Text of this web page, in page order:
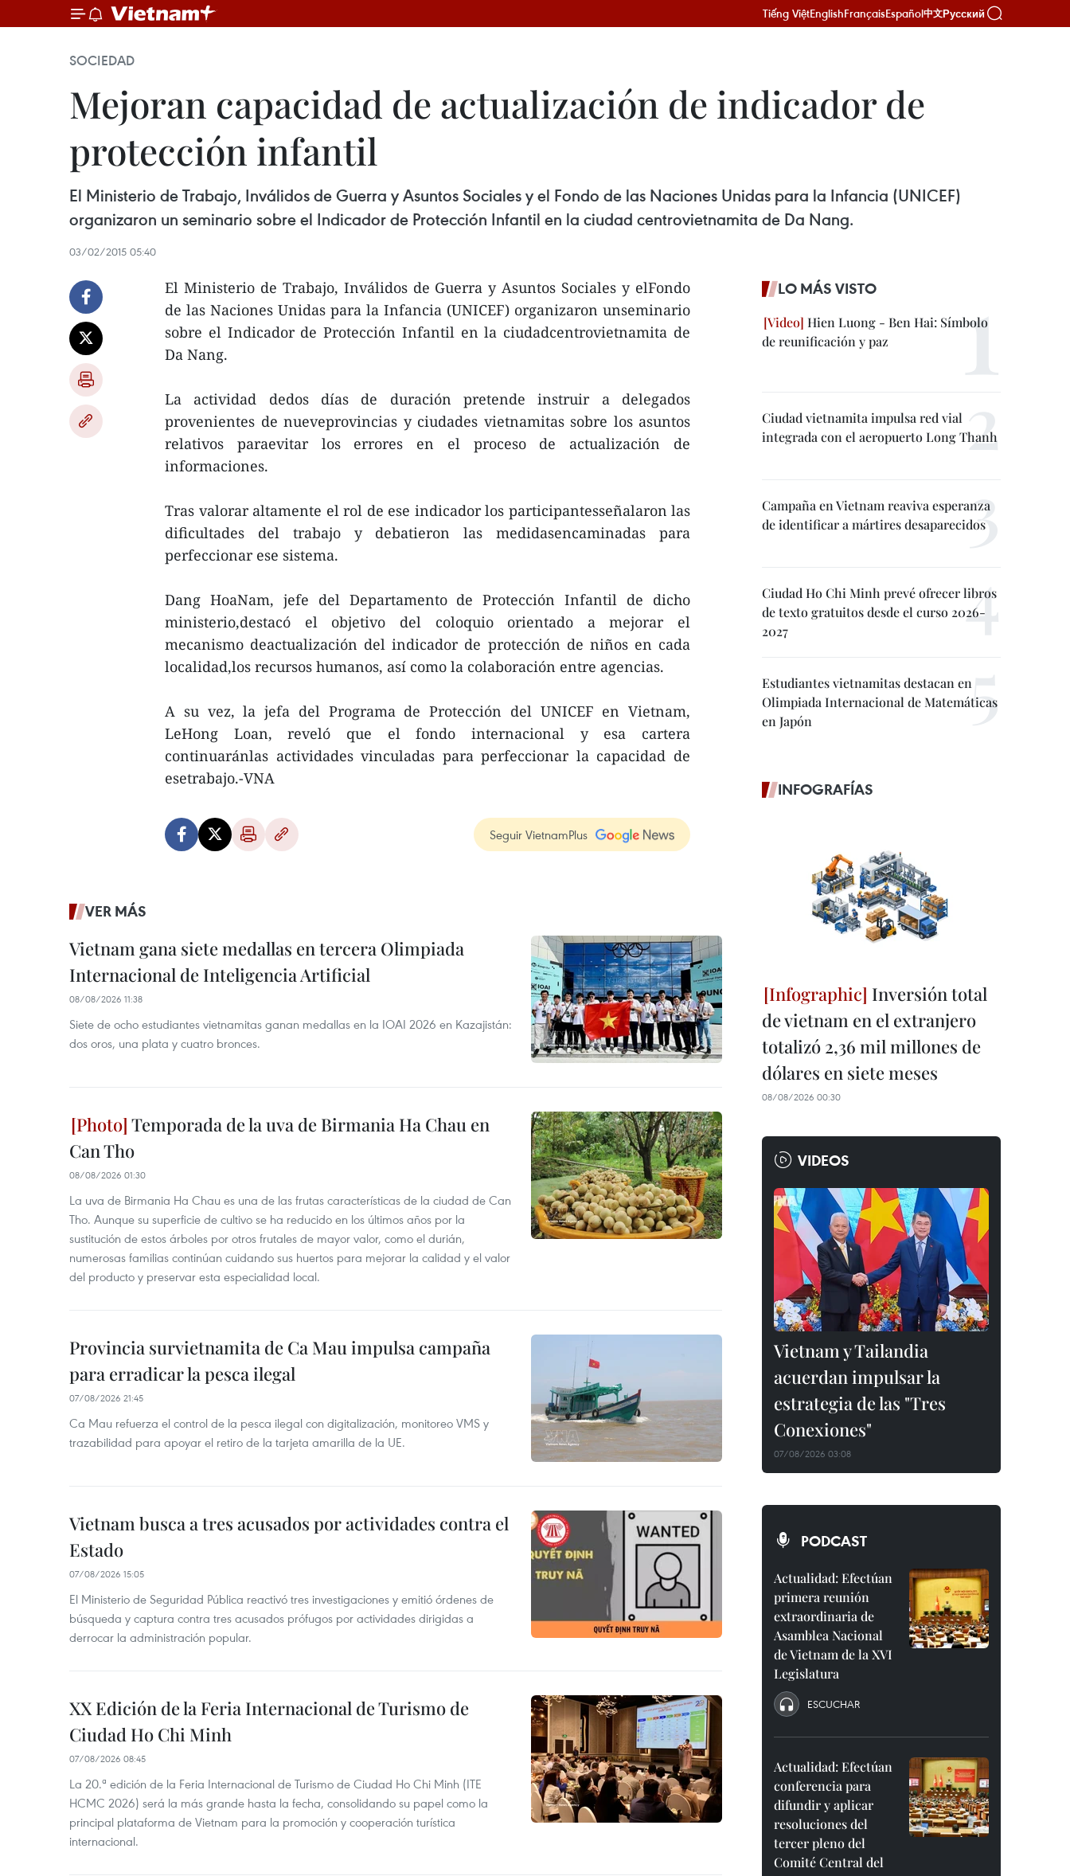
Tiếng ViệtEnglishFrançaisEspañol中文Русский
SOCIEDAD
Mejoran capacidad de actualización de indicador de
protección infantil
El Ministerio de Trabajo, Inválidos de Guerra y Asuntos Sociales y el Fondo de las Naciones Unidas para la Infancia (UNICEF)
organizaron un seminario sobre el Indicador de Protección Infantil en la ciudad centrovietnamita de Da Nang.
03/02/2015 05:40
El Ministerio de Trabajo, Inválidos de Guerra y Asuntos Sociales y elFondo
de las Naciones Unidas para la Infancia (UNICEF) organizaron unseminario
sobre el Indicador de Protección Infantil en la ciudadcentrovietnamita de
Da Nang.
La actividad dedos días de duración pretende instruir a delegados
provenientes de nueveprovincias y ciudades vietnamitas sobre los asuntos
relativos paraevitar los errores en el proceso de actualización de
informaciones.
Tras valorar altamente el rol de ese indicador los participantesseñalaron las
dificultades del trabajo y debatieron las medidasencaminadas para
perfeccionar ese sistema.
Dang HoaNam, jefe del Departamento de Protección Infantil de dicho
ministerio,destacó el objetivo del coloquio orientado a mejorar el
mecanismo deactualización del indicador de protección de niños en cada
localidad,los recursos humanos, así como la colaboración entre agencias.
A su vez, la jefa del Programa de Protección del UNICEF en Vietnam,
LeHong Loan, reveló que el fondo internacional y esa cartera
continuaránlas actividades vinculadas para perfeccionar la capacidad de
esetrabajo.-VNA
Seguir VietnamPlus
VER MÁS
Vietnam gana siete medallas en tercera Olimpiada
Internacional de Inteligencia Artificial
08/08/2026 11:38
Siete de ocho estudiantes vietnamitas ganan medallas en la IOAI 2026 en Kazajistán:
dos oros, una plata y cuatro bronces.
Temporada de la uva de Birmania Ha Chau en
Can Tho
08/08/2026 01:30
La uva de Birmania Ha Chau es una de las frutas características de la ciudad de Can
Tho. Aunque su superficie de cultivo se ha reducido en los últimos años por la
sustitución de estos árboles por otros frutales de mayor valor, como el durián,
numerosas familias continúan cuidando sus huertos para mejorar la calidad y el valor
del producto y preservar esta especialidad local.
Provincia survietnamita de Ca Mau impulsa campaña
para erradicar la pesca ilegal
07/08/2026 21:45
Ca Mau refuerza el control de la pesca ilegal con digitalización, monitoreo VMS y
trazabilidad para apoyar el retiro de la tarjeta amarilla de la UE.
Vietnam busca a tres acusados por actividades contra el
Estado
07/08/2026 15:05
El Ministerio de Seguridad Pública reactivó tres investigaciones y emitió órdenes de
búsqueda y captura contra tres acusados prófugos por actividades dirigidas a
derrocar la administración popular.
XX Edición de la Feria Internacional de Turismo de
Ciudad Ho Chi Minh
07/08/2026 08:45
La 20.ª edición de la Feria Internacional de Turismo de Ciudad Ho Chi Minh (ITE
HCMC 2026) será la más grande hasta la fecha, consolidando su papel como la
principal plataforma de Vietnam para la promoción y cooperación turística
internacional.
LO MÁS VISTO
Hien Luong - Ben Hai: Símbolo
de reunificación y paz
Ciudad vietnamita impulsa red vial
integrada con el aeropuerto Long Thanh
Campaña en Vietnam reaviva esperanza
de identificar a mártires desaparecidos
Ciudad Ho Chi Minh prevé ofrecer libros
de texto gratuitos desde el curso 2026-
2027
Estudiantes vietnamitas destacan en
Olimpiada Internacional de Matemáticas
en Japón
INFOGRAFÍAS
Inversión total
de vietnam en el extranjero
totalizó 2,36 mil millones de
dólares en siete meses
08/08/2026 00:30
VIDEOS
Vietnam y Tailandia
acuerdan impulsar la
estrategia de las "Tres
Conexiones"
07/08/2026 03:08
PODCAST
Actualidad: Efectúan
primera reunión
extraordinaria de
Asamblea Nacional
de Vietnam de la XVI
Legislatura
ESCUCHAR
Actualidad: Efectúan
conferencia para
difundir y aplicar
resoluciones del
tercer pleno del
Comité Central del